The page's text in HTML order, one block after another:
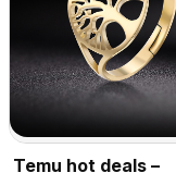
Temu hot deals –